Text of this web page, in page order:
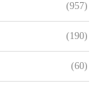
(957)
(190)
(60)